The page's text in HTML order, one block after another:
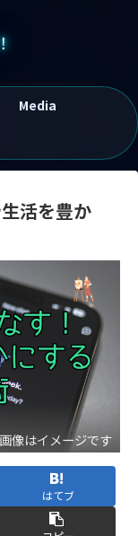
Media
活を豊か
画像はイメージです
はてブ